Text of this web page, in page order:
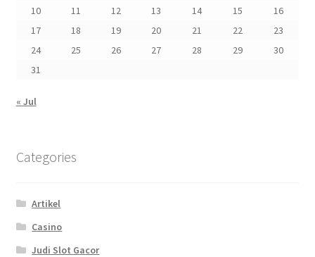
10
11 12 13 14 15
16
17
18 19 20 21 22
23
24
25 26 27 28 29
30
31
« Jul
Categories
Artikel
Casino
Judi Slot Gacor